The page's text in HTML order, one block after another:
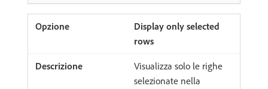
Display only selected
rows
Visualizza solo le righe
selezionate nella